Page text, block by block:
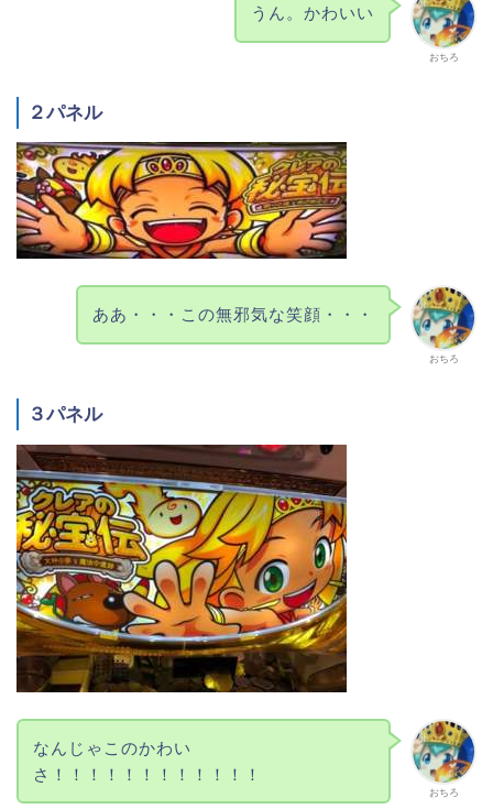
おちろ
うん。かわいい
２パネル
おちろ
ああ・・・この無邪気な笑顔・・・
３パネル
おちろ
なんじゃこのかわい
さ！！！！！！！！！！！！